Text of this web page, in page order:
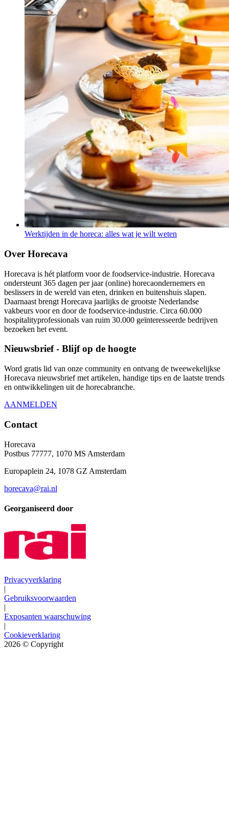
Werktijden in de horeca: alles wat je wilt weten
Over Horecava
Horecava is hét platform voor de foodservice-industrie. Horecava
ondersteunt 365 dagen per jaar (online) horecaondernemers en
beslissers in de wereld van eten, drinken en buitenshuis slapen.
Daarnaast brengt Horecava jaarlijks de grootste Nederlandse
vakbeurs voor en door de foodservice-industrie. Circa 60.000
hospitalityprofessionals van ruim 30.000 geïnteresseerde bedrijven
bezoeken het event.
Nieuwsbrief - Blijf op de hoogte
Word gratis lid van onze community en ontvang de tweewekelijkse
Horecava nieuwsbrief met artikelen, handige tips en de laatste trends
en ontwikkelingen uit de horecabranche.
AANMELDEN
Contact
Horecava
Postbus 77777, 1070 MS Amsterdam
Europaplein 24, 1078 GZ Amsterdam
horecava@rai.nl
Georganiseerd door
Privacyverklaring
|
Gebruiksvoorwaarden
|
Exposanten waarschuwing
|
Cookieverklaring
2026 © Copyright